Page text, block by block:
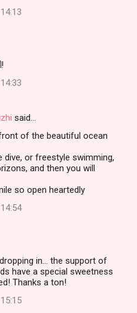
said…
of the beautiful ocean
dive, or freestyle swimming,
and then you will
so open heartedly
in... the support of
have a special sweetness
Thanks a ton!